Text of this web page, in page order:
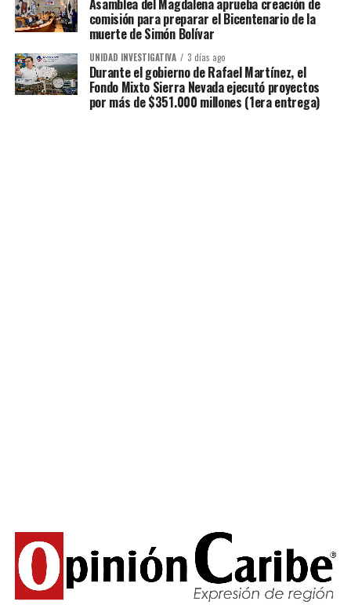
Asamblea del Magdalena aprueba creación de
comisión para preparar el Bicentenario de la
muerte de Simón Bolívar
UNIDAD INVESTIGATIVA 3 días ago
Durante el gobierno de Rafael Martínez, el
Fondo Mixto Sierra Nevada ejecutó proyectos
por más de $351.000 millones (1era entrega)